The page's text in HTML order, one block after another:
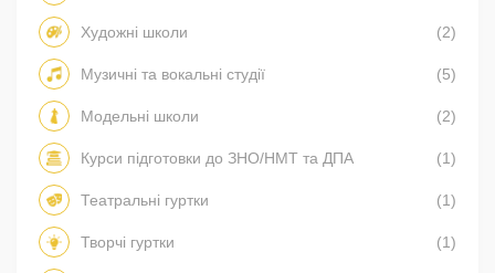
Художні школи (2)
Музичні та вокальні студії (5)
Модельні школи (2)
Курси підготовки до ЗНО/НМТ та ДПА (1)
Театральні гуртки (1)
Творчі гуртки (1)